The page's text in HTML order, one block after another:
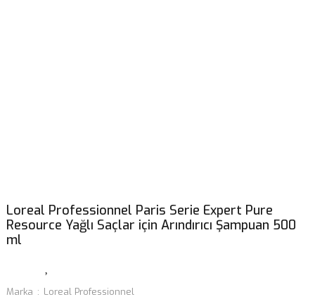
Loreal Professionnel Paris Serie Expert Pure
Resource Yağlı Saçlar için Arındırıcı Şampuan 500
ml
Marka
Loreal Professionnel